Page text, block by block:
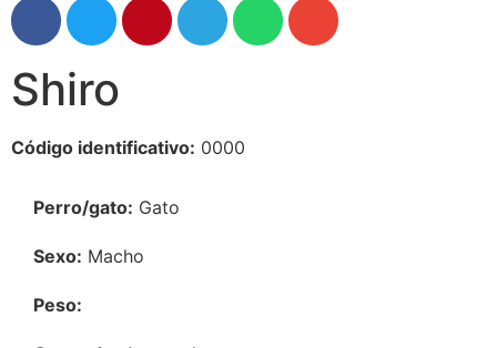
Shiro
Código identificativo: 0000
Perro/gato: Gato
Sexo: Macho
Peso: